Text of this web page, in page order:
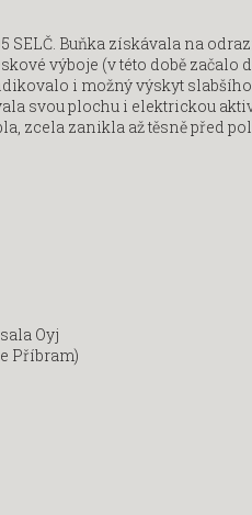
Buňka získávala na
výboje (v této době začalo
i možný výskyt slabšího
svou plochu i elektrickou
zcela zanikla až těsně před
Oyj
Příbram)